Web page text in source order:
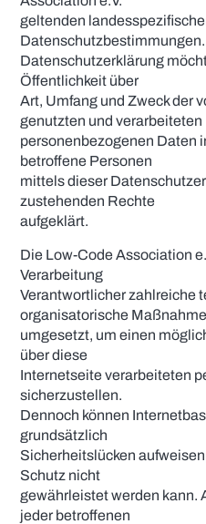
geltenden
Datenschutzerklärung
Öffentlichkeit über
Art, Umfang und Zweck der
genutzten und verarbeiteten
personenbezogenen Daten
betroffene Personen
mittels dieser
zustehenden Rechte
aufgeklärt.
Die Low-Code Association
Verarbeitung
Verantwortlicher zahlreiche
organisatorische
umgesetzt, um einen
über diese
Internetseite verarbeiteten
sicherzustellen.
Dennoch können
grundsätzlich
Sicherheitslücken
Schutz nicht
gewährleistet werden kann.
jeder betroffenen